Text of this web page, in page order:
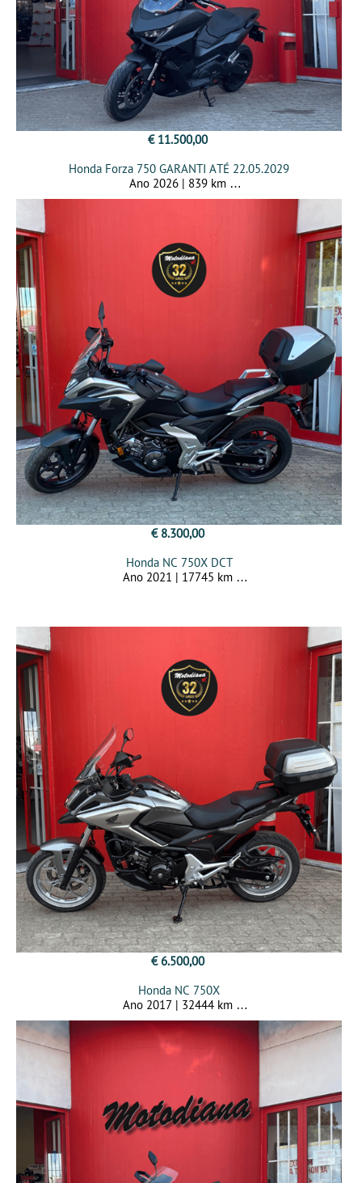
€ 11.500,00
Honda Forza 750 GARANTI ATÉ 22.05.2029
Ano 2026 | 839 km
€ 8.300,00
Honda NC 750X DCT
Ano 2021 | 17745 km
€ 6.500,00
Honda NC 750X
Ano 2017 | 32444 km